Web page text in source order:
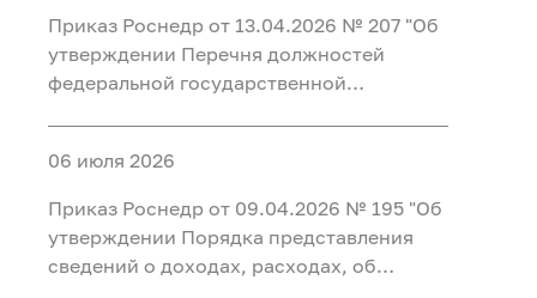
Федерального агентства по
недропользованию, федеральными
государственными гражданскими
служащими территориальных органов
Федерального агентства по
недропользованию и работниками
задач, поставленных перед
Федеральным агентством по
недропользованию, о фактах обращения
Приказ Роснедр от 13.04.2026 № 207 "Об
утверждении Перечня должностей
федеральной государственной
замещение которых влечет за собой
запрет открывать и иметь счета (вклады),
хранить наличные денежные средства и
ценности в иностранных банках,
расположенных за пределами
06 июля 2026
Приказ Роснедр от 09.04.2026 № 195 "Об
утверждении Порядка представления
сведений о доходах, расходах, об